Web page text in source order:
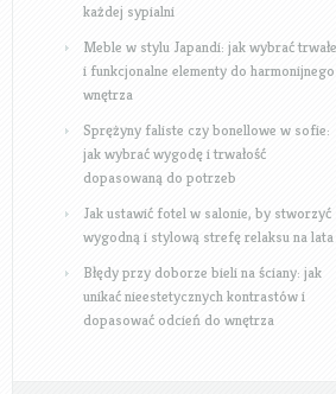
każdej sypialni
Meble w stylu Japandi: jak wybrać trwałe
i funkcjonalne elementy do harmonijnego
wnętrza
Sprężyny faliste czy bonellowe w sofie:
jak wybrać wygodę i trwałość
dopasowaną do potrzeb
Jak ustawić fotel w salonie, by stworzyć
wygodną i stylową strefę relaksu na lata
Błędy przy doborze bieli na ściany: jak
unikać nieestetycznych kontrastów i
dopasować odcień do wnętrza